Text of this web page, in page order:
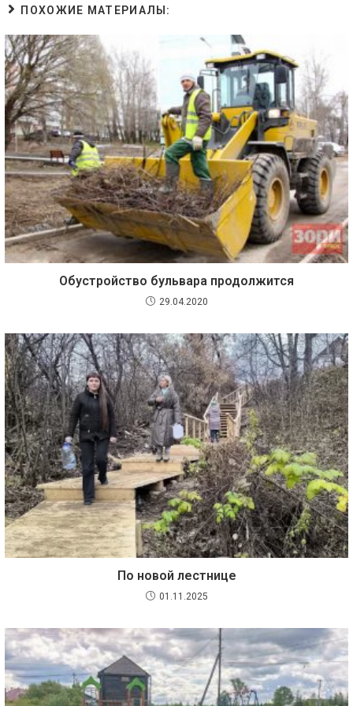
ПОХОЖИЕ МАТЕРИАЛЫ:
Обустройство бульвара продолжится
29.04.2020
По новой лестнице
01.11.2025